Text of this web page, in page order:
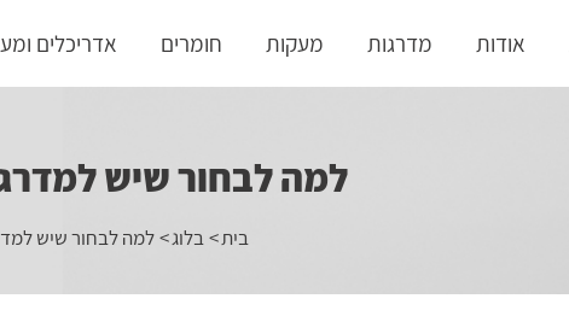
אודות מדרגות מעקות חומרים אדריכלים
למה לבחור שיש
בית בלוג למה לבחור שיש